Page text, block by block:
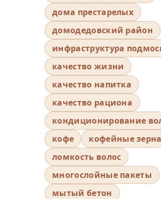
дома престарелых
домодедовский район
инфраструктура
качество жизни
качество напитка
качество рациона
кондиционирование
кофе
кофейные зерна
ломкость волос
многослойные пакеты
мытый бетон